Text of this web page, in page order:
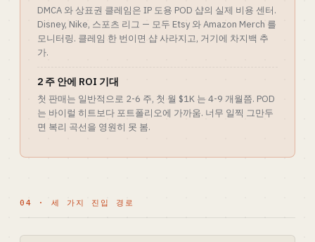
DMCA 와 상표권 클레임은 IP 도용 POD 샵의 실제 비용 센터.
Disney, Nike, 스포츠 리그 — 모두 Etsy 와 Amazon Merch 를
모니터링. 클레임 한 번이면 샵 사라지고, 거기에 차지백 추
가.
2 주 안에 ROI 기대
첫 판매는 일반적으로 2-6 주, 첫 월 $1K 는 4-9 개월쯤. POD
는 바이럴 히트보다 포트폴리오에 가까움. 너무 일찍 그만두
면 복리 곡선을 영원히 못 봄.
04 · 세 가지 진입 경로